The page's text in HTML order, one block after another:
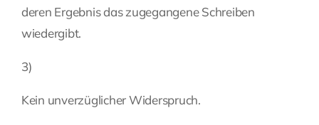
deren Ergebnis das zugegangene Schreiben
wiedergibt.
3)
Kein unverzüglicher Widerspruch.